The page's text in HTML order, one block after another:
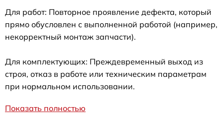
Для работ: Повторное проявление дефекта, который
прямо обусловлен с выполненной работой (например,
некорректный монтаж запчасти).
Для комплектующих: Преждевременный выход из
строя, отказ в работе или техническим параметрам
при нормальном использовании.
Показать полностью